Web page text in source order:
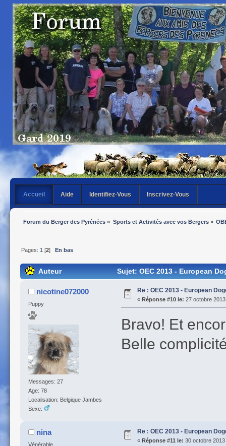
Accueil Aide Identifiez-Vous Inscrivez-Vous
Forum du Berger des Pyrénées » Sports et Activités avec vos Bergers»
Pages: 1 [2] En bas
Auteur Sujet: OEC 2013 - European
nicotine072000
Puppy
Messages: 27
Age: 78
Localisation: Belgique Jambes
Sexe:
Re : OEC 2013 - European
« Réponse #10 le: 27 octobre
Bravo! Et
Belle
nina
Vénérable
Re : OEC 2013 - European
« Réponse #11 le: 30 octobre